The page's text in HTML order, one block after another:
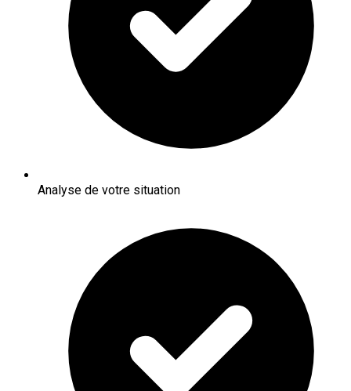
Analyse de votre situation